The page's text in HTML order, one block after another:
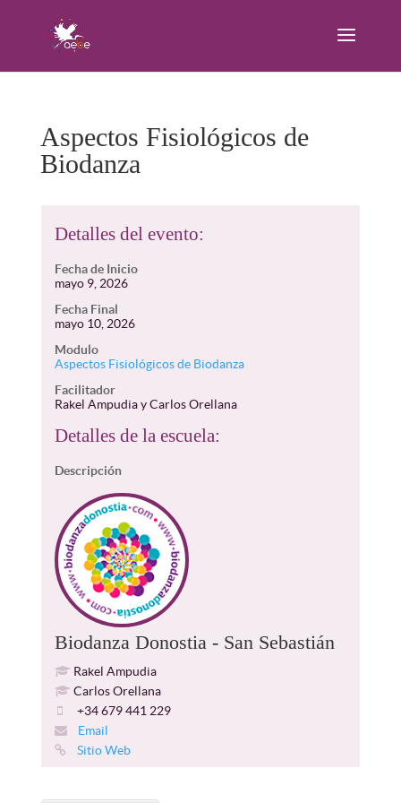
Aspectos Fisiológicos de
Biodanza
Detalles del evento:
Fecha de Inicio
mayo 9, 2026
Fecha Final
mayo 10, 2026
Modulo
Aspectos Fisiológicos de Biodanza
Facilitador
Rakel Ampudia y Carlos Orellana
Detalles de la escuela:
Descripción
Biodanza Donostia - San Sebastián
Rakel Ampudia
Carlos Orellana
+34 679 441 229
Email
Sitio Web